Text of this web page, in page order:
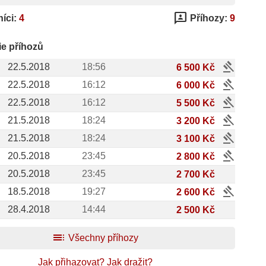
4 3p Příhozy: 9
příhozů
22.5.2018
18:56 6 500 Kč gavel
22.5.2018 16:12 6 000 Kč gavel
22.5.2018 16:12 5 500 Kč gavel
21.5.2018 18:24 3 200 Kč gavel
21.5.2018 18:24 3 100 Kč gavel
20.5.2018 23:45 2 800 Kč gavel
20.5.2018 23:45
2 700 Kč
18.5.2018
19:27 2 600 Kč gavel
28.4.2018 14:44 2 500 Kč
toc Všechny příhozy
Jak přihazovat? Jak dražit?